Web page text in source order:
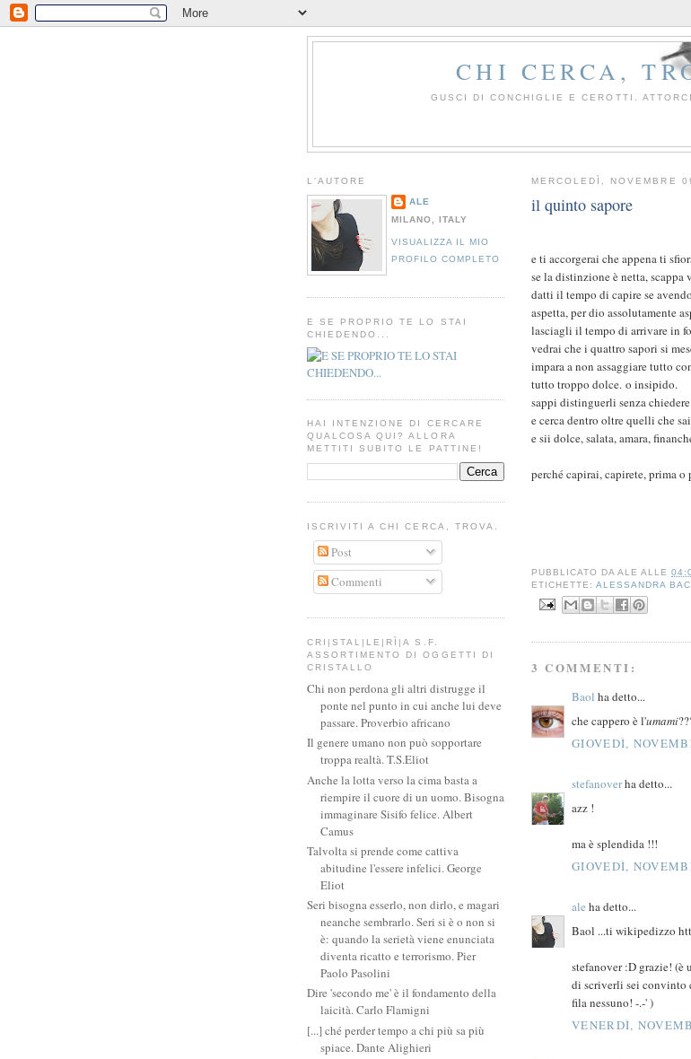
CHI CERCA,
GUSCI DI CONCHIGLIE E CEROTTI.
MERCOLEDÌ, NOVEMBRE
il quinto sapore
e ti accorgerai che appena ti
se la distinzione è netta, scappa
datti il tempo di capire se
aspetta, per dio assolutamente
lasciagli il tempo di arrivare in
vedrai che i quattro sapori si
impara a non assaggiare tutto
tutto troppo dolce. o insipido.
sappi distinguerli senza
e cerca dentro oltre quelli che
e sii dolce, salata, amara,
perché capirai, capirete, prima
PUBBLICATO DAALE ALLE
ETICHETTE:ALESSANDRA
3 COMMENTI:
Baol ha detto...
che cappero è l'umami
GIOVEDÌ,
stefanoverha detto...
azz !
ma è splendida !!!
GIOVEDÌ,
ale ha detto...
Baol ...ti wikipedizzo
stefanover :D grazie!
di scriverli sei convinto
fila nessuno! -.-' )
VENERDÌ,
L'AUTORE
ALE
MILANO, ITALY
VISUALIZZA IL MIO
PROFILO COMPLETO
E SE PROPRIO TE LO STAI
CHIEDENDO...
HAI INTENZIONE DI CERCARE
QUALCOSA QUI? ALLORA
METTITI SUBITO LE PATTINE!
ISCRIVITI A CHI CERCA, TROVA.
Post
Commenti
CRI|STAL|LE|RÌ|A S.F.
ASSORTIMENTO DI OGGETTI DI
CRISTALLO
Chi non perdona gli altri distrugge il
ponte nel punto in cui anche lui deve
passare. Proverbio africano
Il genere umano non può sopportare
troppa realtà. T.S.Eliot
Anche la lotta verso la cima basta a
riempire il cuore di un uomo. Bisogna
immaginare Sisifo felice. Albert
Camus
Talvolta si prende come cattiva
abitudine l'essere infelici. George
Eliot
Seri bisogna esserlo, non dirlo, e magari
neanche sembrarlo. Seri si è o non si
è: quando la serietà viene enunciata
diventa ricatto e terrorismo. Pier
Paolo Pasolini
Dire 'secondo me' è il fondamento della
laicità. Carlo Flamigni
[...] ché perder tempo a chi più sa più
spiace. Dante Alighieri